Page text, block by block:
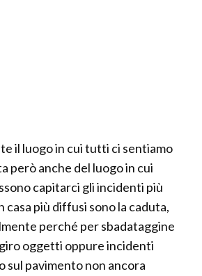
il luogo in cui tutti ci sentiamo
però anche del luogo in cui
capitarci gli incidenti più
casa più diffusi sono la caduta,
perché per sbadataggine
oggetti oppure incidenti
sul pavimento non ancora